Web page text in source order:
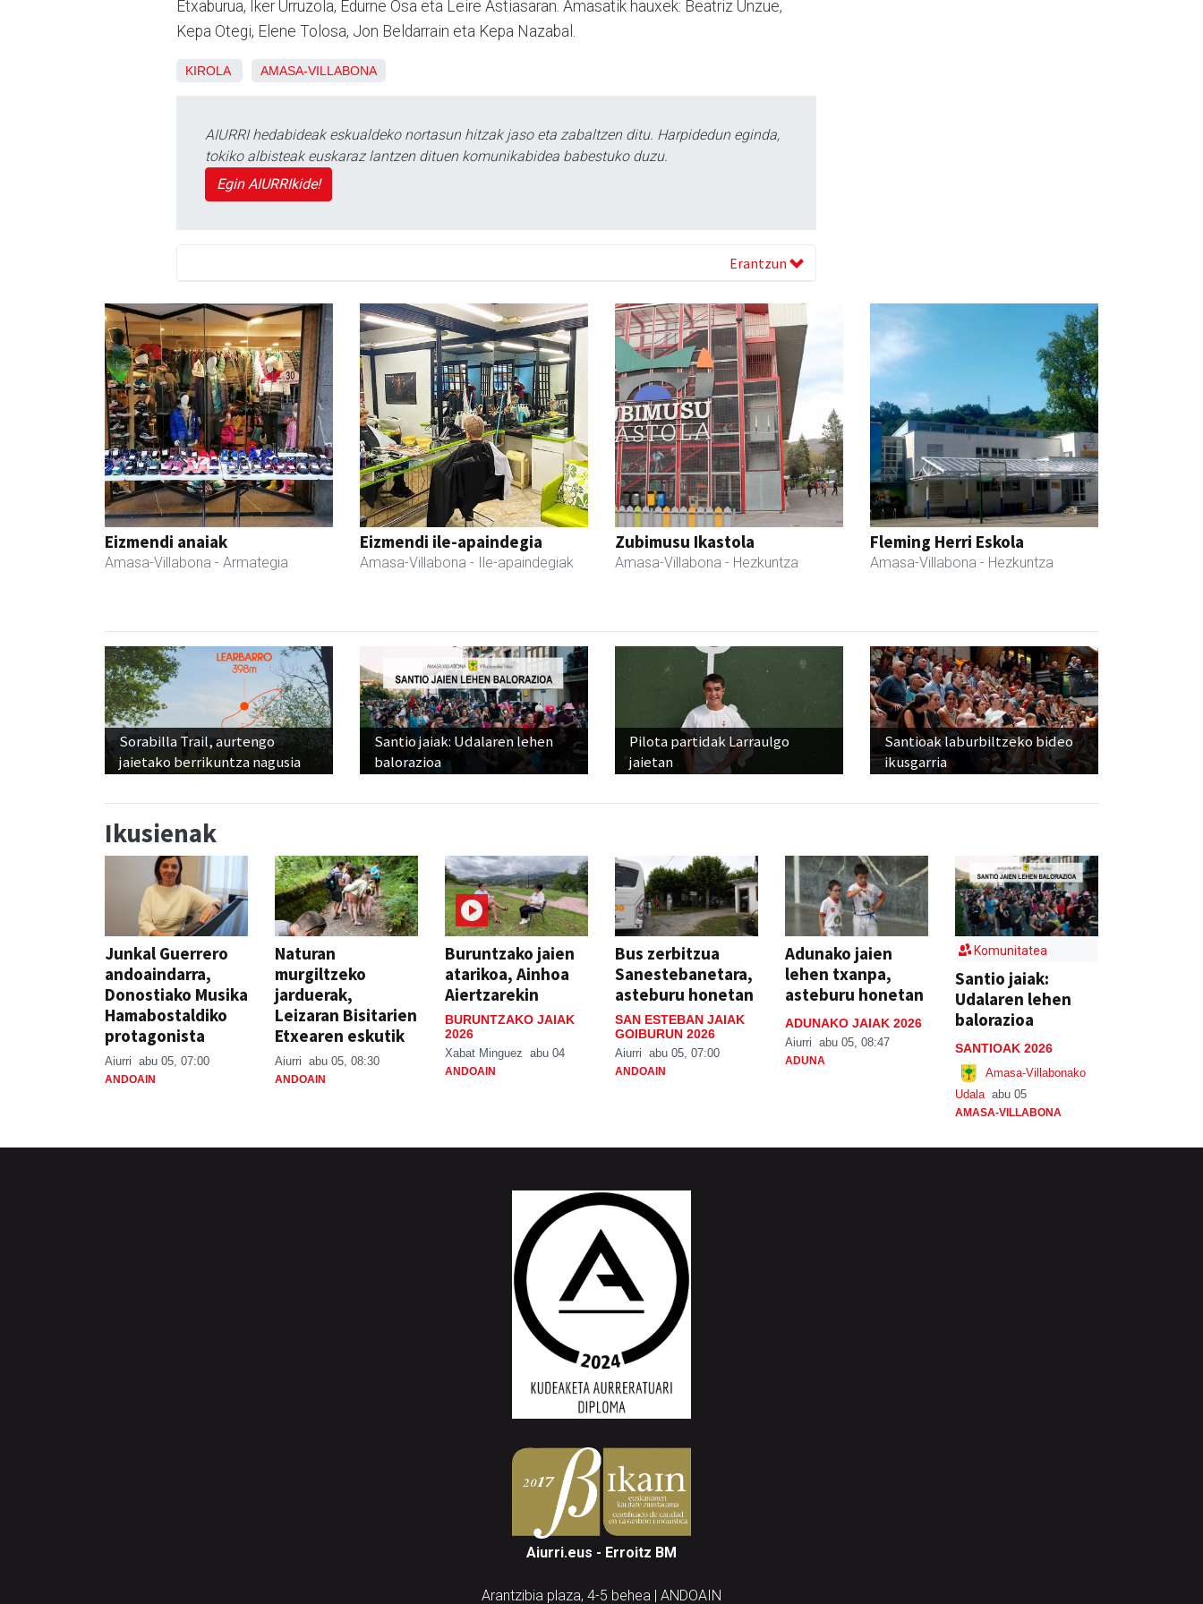
Etxaburua, Iker Urruzola, Edurne Osa eta Leire Astiasaran. Amasatik hauxek: Beatriz Unzue,
Kepa Otegi, Elene Tolosa, Jon Beldarrain eta Kepa Nazabal.
KIROLA AMASA-VILLABONA
AIURRI hedabideak eskualdeko nortasun hitzak jaso eta zabaltzen ditu. Harpidedun eginda,
tokiko albisteak euskaraz lantzen dituen komunikabidea babestuko duzu.
Egin AIURRIkide!
Erantzun
Eizmendi anaiak
Amasa-Villabona - Armategia
Eizmendi ile-apaindegia
Amasa-Villabona - Ile-apaindegiak
Zubimusu Ikastola
Amasa-Villabona - Hezkuntza
Fleming Herri Eskola
Amasa-Villabona - Hezkuntza
Sorabilla Trail, aurtengo
jaietako berrikuntza nagusia
Santio jaiak: Udalaren lehen
balorazioa
Pilota partidak Larraulgo
jaietan
Santioak laburbiltzeko bideo
ikusgarria
Ikusienak
Junkal Guerrero
andoaindarra,
Donostiako Musika
Hamabostaldiko
protagonista
Aiurri abu 05, 07:00
ANDOAIN
Naturan
murgiltzeko
jarduerak,
Leizaran Bisitarien
Etxearen eskutik
Aiurri abu 05, 08:30
ANDOAIN
Buruntzako jaien
atarikoa, Ainhoa
Aiertzarekin
BURUNTZAKO JAIAK
2026
Xabat Minguez abu 04
ANDOAIN
Bus zerbitzua
Sanestebanetara,
asteburu honetan
SAN ESTEBAN JAIAK
GOIBURUN 2026
Aiurri abu 05, 07:00
ANDOAIN
Adunako jaien
lehen txanpa,
asteburu honetan
ADUNAKO JAIAK 2026
Aiurri abu 05, 08:47
ADUNA
Komunitatea
Santio jaiak:
Udalaren lehen
balorazioa
SANTIOAK 2026
Amasa-Villabonako
Udala abu 05
AMASA-VILLABONA
Aiurri.eus - Erroitz BM
Arantzibia plaza, 4-5 behea | ANDOAIN